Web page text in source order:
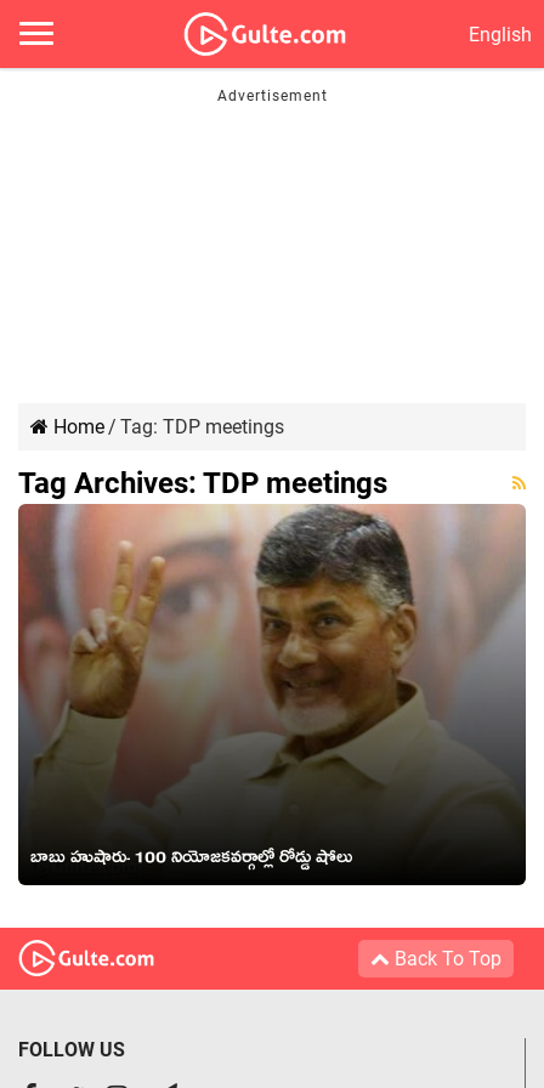
English
Home/ Tag: TDP meetings
Tag Archives: TDP meetings
బాబు హుషారు- 100 నియోజకవర్గాల్లో రోడ్డు షోలు
Back To Top
FOLLOW US